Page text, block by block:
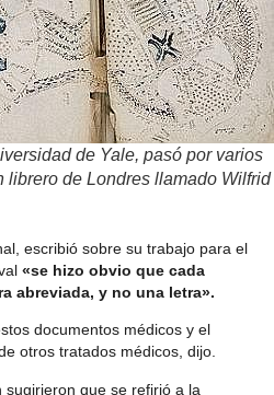
de Yale, pasó por varios
librero de Londres llamado Wilfrid
escribió sobre su trabajo para el
«se hizo obvio que cada
abreviada, y no una letra».
documentos médicos y el
otros tratados médicos, dijo.
que se refirió a la